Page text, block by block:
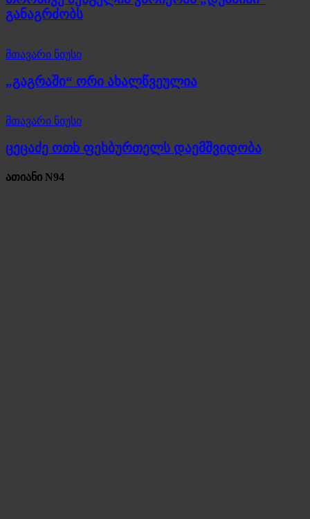
განაგრძობს
მთავარი ნიუსი
„გაგრაში“ ორი ახალწვეულია
მთავარი ნიუსი
ცეცაძე ოთხ ფეხბურთელს დაემშვიდობა
ათიანი N94